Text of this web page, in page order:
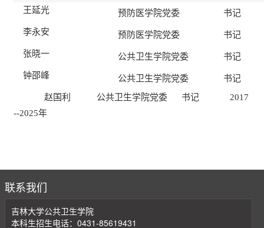
王延光
预防医学院党委
书记
李永安
预防医学院党委
书记
张晓一
公共卫生学院党委
书记
钟邵峰
公共卫生学院党委
书记
赵国利 公共卫生学院党委 书记 2017
--2025年
联系我们
吉林大学公共卫生学院
本科生招生电话：0431-85619431